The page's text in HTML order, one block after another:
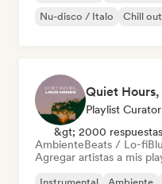
Nu-disco / Italo
Chill out
Playlist Curator
&gt; 2000
AmbienteBeats / Lo-fi
Agregar artistas a mis